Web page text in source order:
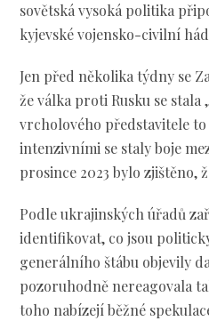
sovětská vysoká politika
kyjevské vojensko-civilní
Jen před několika týdny se
že válka proti Rusku se stala
vrcholového představitele
intenzivními se staly boje
prosince 2023 bylo zjištěno,
Podle ukrajinských úřadů
identifikovat, co jsou
generálního štábu objevily
pozoruhodně nereagovala
toho nabízejí běžné